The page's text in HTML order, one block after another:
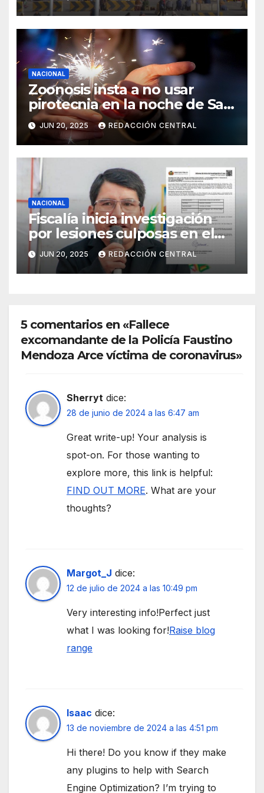
NACIONAL
Zoonosis insta a no usar
pirotecnia en la noche de San
Juan
JUN 20, 2025 REDACCIÓN CENTRAL
NACIONAL
Fiscalía inicia investigación
por lesiones culposas en el
caso del gobernador
chuquisaqueño Damián
Condori
JUN 20, 2025 REDACCIÓN CENTRAL
5 comentarios en «Fallece
excomandante de la Policía Faustino
Mendoza Arce víctima de coronavirus»
Sherryt dice:
28 de junio de 2024 a las 6:47 am
Great write-up! Your analysis is
spot-on. For those wanting to
explore more, this link is helpful:
FIND OUT MORE. What are your
thoughts?
Margot_J dice:
12 de julio de 2024 a las 10:49 pm
Very interesting info!Perfect just
what I was looking for!Raise blog
range
Isaac dice:
13 de noviembre de 2024 a las 4:51 pm
Hi there! Do you know if they make
any plugins to help with Search
Engine Optimization? I’m trying to